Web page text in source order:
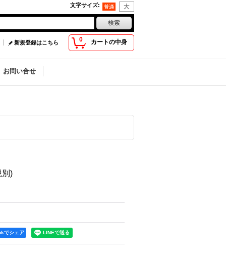
文字サイズ:
0 カートの中身
新規登録はこちら
お問い合せ
別)
でシェア